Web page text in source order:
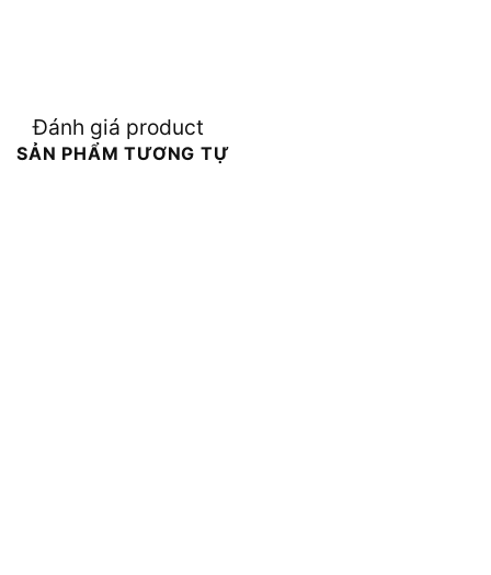
Đánh giá product
SẢN PHẨM TƯƠNG TỰ